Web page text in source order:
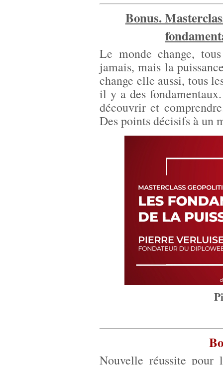
Bonus.
Le monde change,
jamais, mais la
change elle aussi, tous
il y a des
découvrir et
Des points décisifs à un
Nouvelle réussite pour